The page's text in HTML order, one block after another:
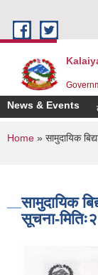
News & Events
You are
Home » सामुदायिक
सामुदायिक
सूचना-